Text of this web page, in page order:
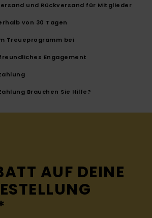
und Rückversand für Mitglieder
von 30 Tagen
Treueprogramm bei
Engagement
Brauchen Sie Hilfe?
AUF DEINE